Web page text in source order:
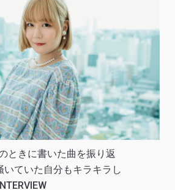
ときに書いた曲を振り返
いていた自分もキラキラし